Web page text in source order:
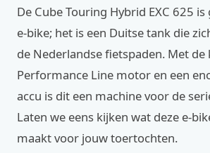
De Cube Touring Hybrid EXC 625
e-bike; het is een Duitse tank die
de Nederlandse fietspaden. Met de
Performance Line motor en een
accu is dit een machine voor de
Laten we eens kijken wat deze e-
maakt voor jouw toertochten.